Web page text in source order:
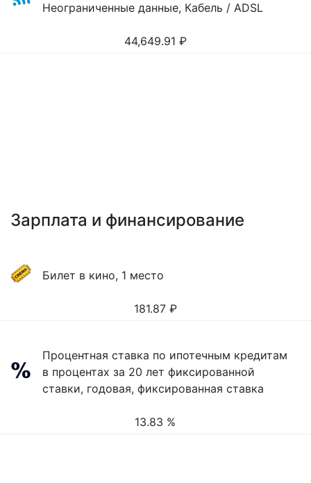
Неограниченные данные, Кабель / ADSL
44,649.91 ₽
Зарплата и финансирование
Билет в кино, 1 место
181.87 ₽
Процентная ставка по ипотечным кредитам
в процентах за 20 лет фиксированной
ставки, годовая, фиксированная ставка
13.83 %